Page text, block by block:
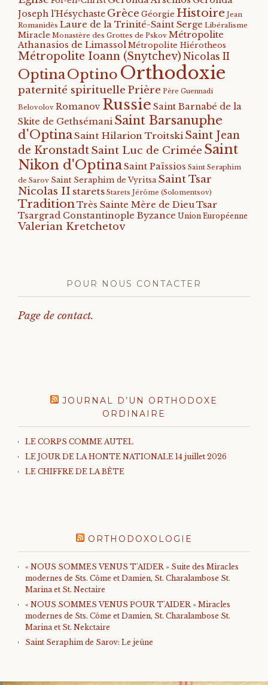
Joseph l'Hésychaste Grèce Géorgie Histoire Jean
Romanidès Laure de la Trinité-Saint Serge Libéralisme
Miracle Monastère des Grottes de Pskov Métropolite
Athanasios de Limassol Métropolite Hiérotheos
Métropolite Ioann (Snytchev) Nicolas II
OptinaOptino Orthodoxie
paternité spirituelle Prière Père Guennadi
Belovolov Romanov Russie Saint Barnabé de la
Skite de Gethsémani Saint Barsanuphe
d'Optina Saint Hilarion Troitski Saint Jean
de KronstadtSaint Luc de Crimée Saint
Nikon d'OptinaSaint Païssios Saint Seraphim
de Sarov Saint Seraphim de Vyritsa Saint Tsar
Nicolas II starets Starets Jérôme (Solomentsov)
TraditionTrès Sainte Mère de DieuTsar
Tsargrad Constantinople Byzance Union Européenne
Valerian Kretchetov
POUR NOUS CONTACTER
Page de contact.
JOURNAL D’UN ORTHODOXE
ORDINAIRE
LE CORPS COMME AUTEL
LE JOUR DE LA HONTE NATIONALE 14 juillet 2026
LE CHIFFRE DE LA BÊTE
ORTHODOXOLOGIE
« NOUS SOMMES VENUS T'AIDER » Suite des Miracles
modernes de Sts. Côme et Damien, St. Charalambose St.
Marina et St. Nectaire
« NOUS SOMMES VENUS POUR T'AIDER » Miracles
modernes de Sts. Côme et Damien, St. Charalambose St.
Marina et St. Nekctaire
Saint Seraphim de Sarov: Le jeûne